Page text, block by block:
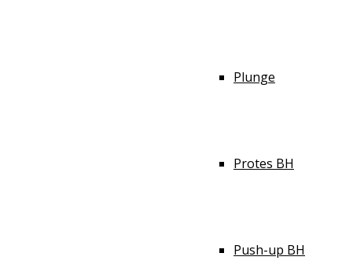
Plunge
Protes BH
Push-up BH